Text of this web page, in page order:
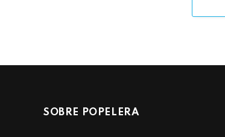
SOBRE POPELERA